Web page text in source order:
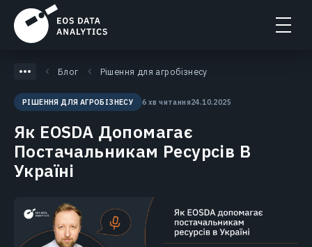
Блог Рішення для агробізнесу
РІШЕННЯ ДЛЯ АГРОБІЗНЕСУ 6 хв читання24.10.2025
Як EOSDA Допомагає
Постачальникам Ресурсів В
Україні